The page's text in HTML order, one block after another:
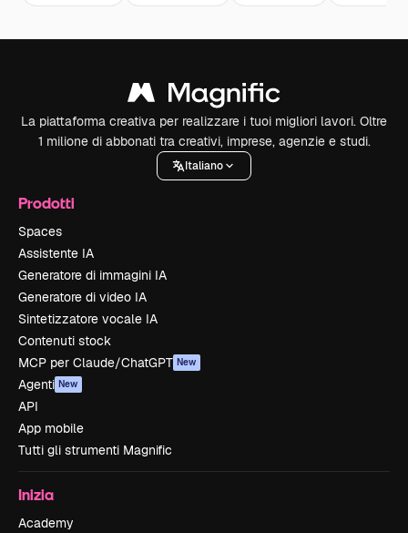
La piattaforma creativa per realizzare i tuoi migliori lavori. Oltre
1 milione di abbonati tra creativi, imprese, agenzie e studi.
Italiano
Prodotti
Spaces
Assistente IA
Generatore di immagini IA
Generatore di video IA
Sintetizzatore vocale IA
Contenuti stock
MCP per Claude/ChatGPT New
Agenti New
API
App mobile
Tutti gli strumenti Magnific
Inizia
Academy